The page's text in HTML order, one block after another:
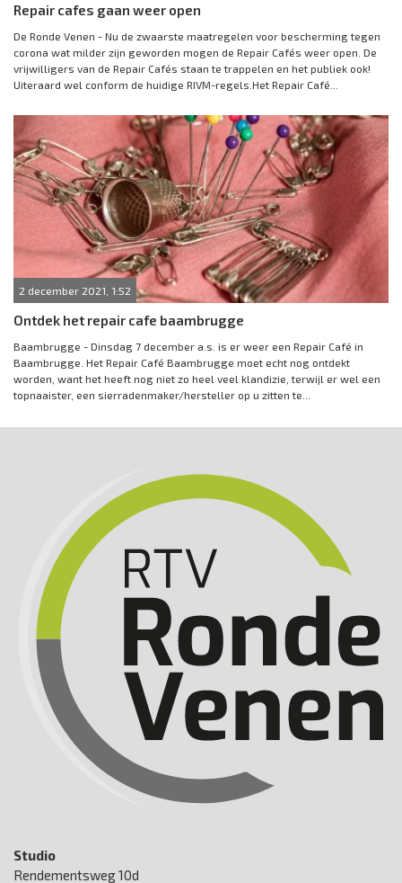
Repair cafes gaan weer open
De Ronde Venen - Nu de zwaarste maatregelen voor bescherming tegen
corona wat milder zijn geworden mogen de Repair Cafés weer open. De
vrijwilligers van de Repair Cafés staan te trappelen en het publiek ook!
Uiteraard wel conform de huidige RIVM-regels.Het Repair Café...
2 december 2021, 1:52
Ontdek het repair cafe baambrugge
Baambrugge - Dinsdag 7 december a.s. is er weer een Repair Café in
Baambrugge. Het Repair Café Baambrugge moet echt nog ontdekt
worden, want het heeft nog niet zo heel veel klandizie, terwijl er wel een
topnaaister, een sierradenmaker/hersteller op u zitten te...
Studio
Rendementsweg 10d